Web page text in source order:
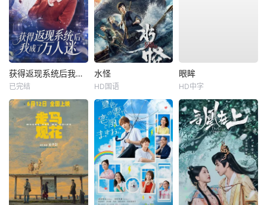
获得返现系统后我成了万人迷
已完结
水怪
HD国语
眼眸
HD中字